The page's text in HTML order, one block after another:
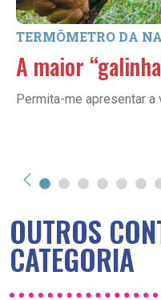
TERMÔMETRO DA
A maior
Permita-me apresentar
OUTROS
CATEGORIA